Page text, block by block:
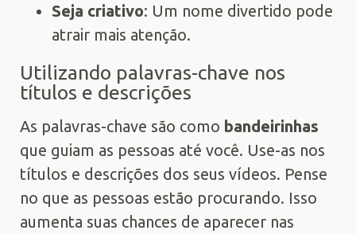
Seja criativo: Um nome divertido pode
atrair mais atenção.
Utilizando palavras-chave nos
títulos e descrições
As palavras-chave são como bandeirinhas
que guiam as pessoas até você. Use-as nos
títulos e descrições dos seus vídeos. Pense
no que as pessoas estão procurando. Isso
aumenta suas chances de aparecer nas